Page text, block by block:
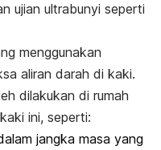
ujian ultrabunyi seperti
menggunakan
aliran darah di kaki.
dilakukan di rumah
ini, seperti:
jangka masa yang